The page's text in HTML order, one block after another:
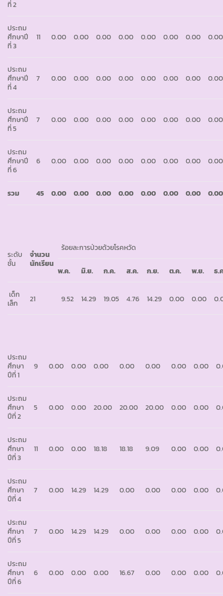
ที่ 2
ประถม
ศึกษาปี
ที่ 3
11 0.00 0.00 0.00 0.00 0.00 0.00 0.00 0.00
ประถม
ศึกษาปี
ที่ 4
7 0.00 0.00 0.00 0.00 0.00 0.00 0.00 0.00
ประถม
ศึกษาปี
ที่ 5
7 0.00 0.00 0.00 0.00 0.00 0.00 0.00 0.00
ประถม
ศึกษาปี
ที่ 6
6 0.00 0.00 0.00 0.00 0.00 0.00 0.00 0.00
รวม 45 0.00 0.00 0.00 0.00 0.00 0.00 0.00 0.00
ระดับ
ชั้น
จำนวน
นักเรียน
ร้อยละการป่วยด้วยโรคหวัด
พ.ค. มิ.ย. ก.ค. ส.ค. ก.ย. ต.ค. พ.ย. ธ.
เด็ก
เล็ก
21 9.52 14.29 19.05 4.76 14.29 0.00 0.00
ประถม
ศึกษา
ปีที่ 1
9 0.00 0.00 0.00 0.00 0.00 0.00 0.00
ประถม
ศึกษา
ปีที่ 2
5 0.00 0.00 20.00 20.00 20.00 0.00 0.00
ประถม
ศึกษา
ปีที่ 3
11 0.00 0.00 18.18 18.18 9.09 0.00 0.00
ประถม
ศึกษา
ปีที่ 4
7 0.00 14.29 14.29 0.00 0.00 0.00 0.00
ประถม
ศึกษา
ปีที่ 5
7 0.00 14.29 14.29 0.00 0.00 0.00 0.00
ประถม
ศึกษา
ปีที่ 6
6 0.00 0.00 0.00 16.67 0.00 0.00 0.00